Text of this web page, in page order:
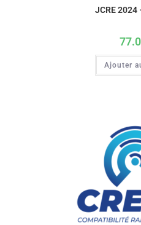
JCRE
Ajouter